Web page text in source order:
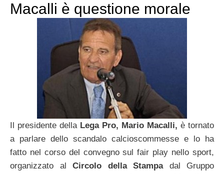
Macalli è questione morale
Il presidente della Lega Pro, Mario Macalli, è tornato
a parlare dello scandalo calcioscommesse e lo ha
fatto nel corso del convegno sul fair play nello sport,
organizzato al Circolo della Stampadal Gruppo